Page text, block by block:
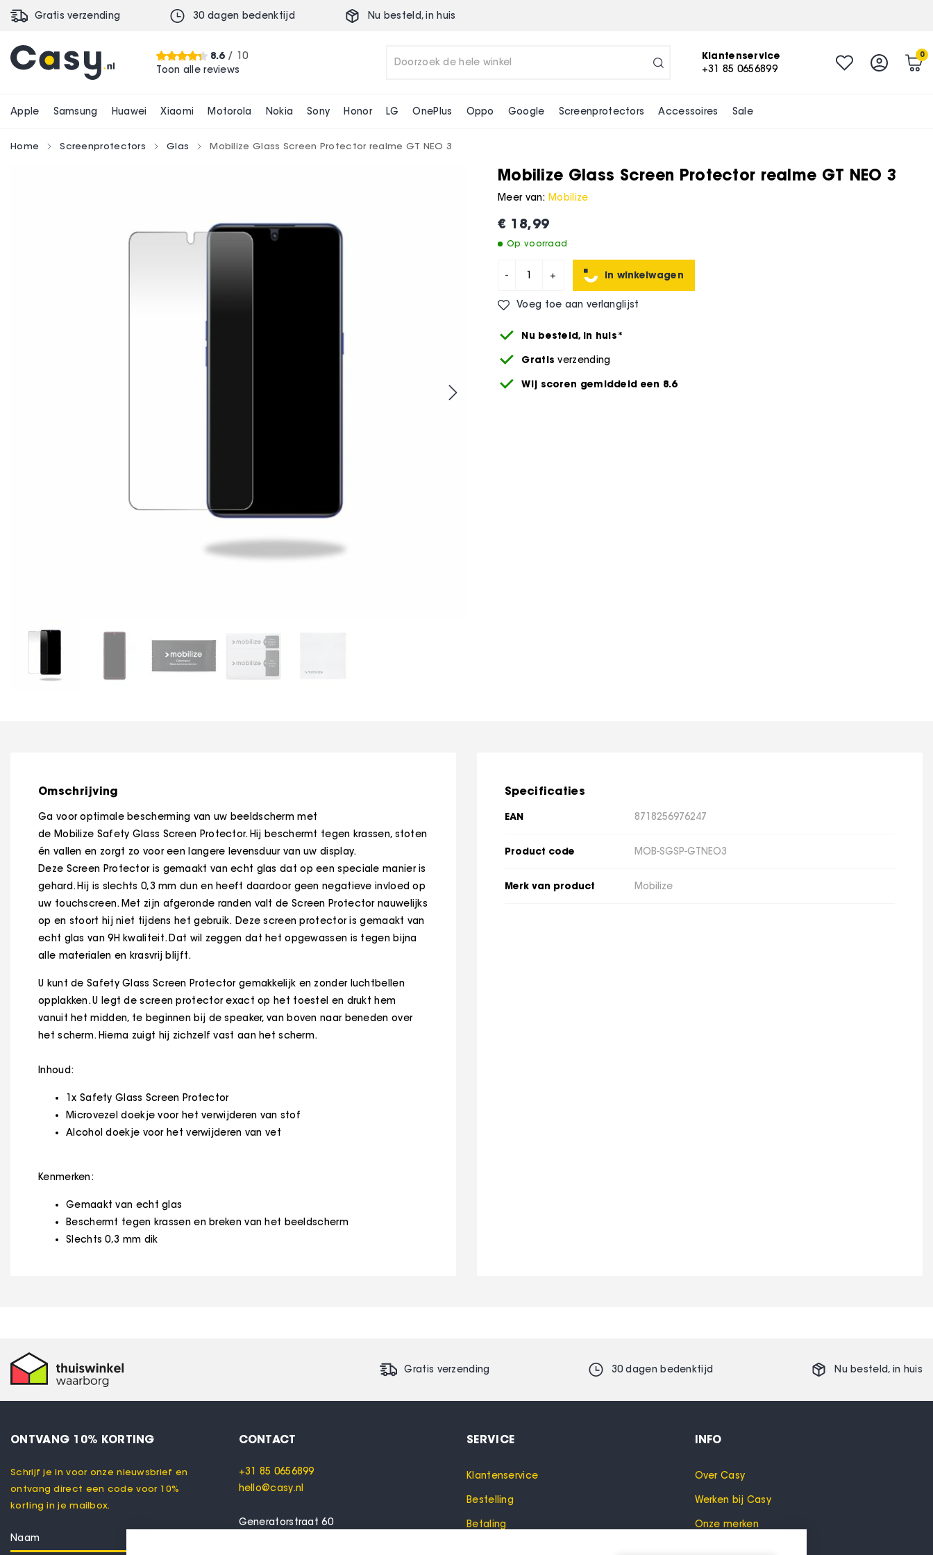
Gratis verzending 30 dagen bedenktijd Nu besteld,in huis
Klantenservice
+31 85 0656899
8.6/ 10
Toon alle reviews
0
Apple Samsung Huawei Xiaomi Motorola Nokia Sony Honor LG OnePlus Oppo Google Screenprotectors Accessoires Sale
Home Screenprotectors Glas Mobilize Glass Screen Protector realme GT NEO 3
Mobilize Glass Screen Protector realme GT NEO 3
€ 18,99
Op voorraad
Mobilize Glass Screen Protector realme GT NEO 3
- + In winkelwagen
Voeg toe aan verlanglijst
Meer van: Mobilize
Nu besteld, in huis*
Gratis verzending
Wij scoren gemiddeld een 8.6
Omschrijving
Ga voor optimale bescherming van uw beeldscherm met
de Mobilize Safety Glass Screen Protector. Hij beschermt tegen krassen, stoten
én vallen en zorgt zo voor een langere levensduur van uw display.
Deze Screen Protector is gemaakt van echt glas dat op een speciale manier is
gehard. Hij is slechts 0,3 mm dun en heeft daardoor geen negatieve invloed op
uw touchscreen. Met zijn afgeronde randen valt de Screen Protector nauwelijks
op en stoort hij niet tijdens het gebruik. Deze screen protector is gemaakt van
echt glas van 9H kwaliteit. Dat wil zeggen dat het opgewassen is tegen bijna
alle materialen en krasvrij blijft.
U kunt de Safety Glass Screen Protector gemakkelijk en zonder luchtbellen
opplakken. U legt de screen protector exact op het toestel en drukt hem
vanuit het midden, te beginnen bij de speaker, van boven naar beneden over
het scherm. Hierna zuigt hij zichzelf vast aan het scherm.
Inhoud:
1x Safety Glass Screen Protector
Microvezel doekje voor het verwijderen van stof
Alcohol doekje voor het verwijderen van vet
Kenmerken:
Gemaakt van echt glas
Beschermt tegen krassen en breken van het beeldscherm
Slechts 0,3 mm dik
Specificaties
EAN 8718256976247
Product code MOB-SGSP-GTNEO3
Merk van product Mobilize
Gratis verzending 30 dagen bedenktijd Nu besteld, in huis
ONTVANG 10% KORTING
Schrijf je in voor onze nieuwsbrief en
ontvang direct een code voor 10%
korting in je mailbox.
CONTACT
+31 85 0656899
hello@casy.nl
Generatorstraat 60
SERVICE
Klantenservice
Bestelling
Betaling
INFO
Over Casy
Werken bij Casy
Onze merken